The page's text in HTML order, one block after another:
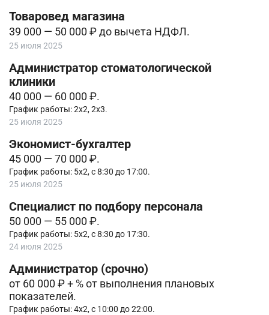
Товаровед магазина
39 000 — 50 000 ₽ до вычета НДФЛ.
25 июля 2025
Администратор стоматологической
клиники
40 000 — 60 000 ₽.
График работы: 2х2, 2х3.
25 июля 2025
Экономист-бухгалтер
45 000 — 70 000 ₽.
График работы: 5х2, с 8:30 до 17:00.
25 июля 2025
Специалист по подбору персонала
50 000 — 55 000 ₽.
График работы: 5х2, с 8:30 до 17:30.
24 июля 2025
Администратор (срочно)
от 60 000 ₽ + % от выполнения плановых
показателей.
График работы: 4х2, с 10:00 до 22:00.